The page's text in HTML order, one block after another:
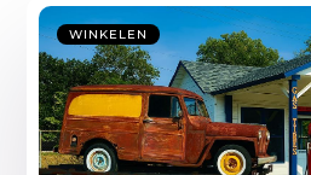
WINKELEN